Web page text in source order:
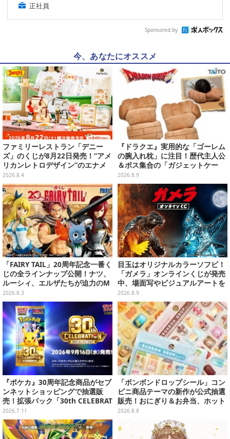
正社員
Sponsored by
今、あなたにオススメ
ファミリーレストラン「デニー
ズ」のくじが8月22日発売！“アメ
リカンレトロデザイン”のエナメ
ルバッグやTシャツなど、日常使
いできるグッズを用意
2026.8.4
『ドラクエ』実用的な「ゴーレム
の腕入れ枕」に注目！歴代主人公
＆ボス集合の「ガジェットケー
ス」ほか9プライズが続々展開
2026.8.9
「FAIRY TAIL」20周年記念一番く
じの全ラインナップ公開！ナツ、
ルーシィ、エルザたちが迫力のM
ASTERLISEで初登場
2026.8.3
目玉はオリジナルカラーソフビ！
「ガメラ」オンラインくじが発売
中、場面写やビジュアルアートを
使用した豪華賞品をラインナップ
2026.8.9
『ポケカ』30周年記念商品がセブ
ンネットショッピングで抽選販
売！拡張パック「30th CELEBRAT
ION」と「エーフィ・ブラッキー
セット」が対象
2026.7.11
「ボンボンドロップシール」コン
ビニ商品テーマの新作が公式抽選
販売！おにぎり＆お弁当、ホット
スナックなど4種セット
2026.8.8